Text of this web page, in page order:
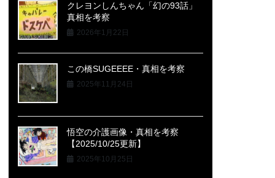
クレヨンしんちゃん「幻の93話」
真相を考察
2026年1月22日
この橋SUGEEEE・真相を考察
2025年11月24日
悟空の介護画像・真相を考察
【2025/10/25更新】
2025年10月25日